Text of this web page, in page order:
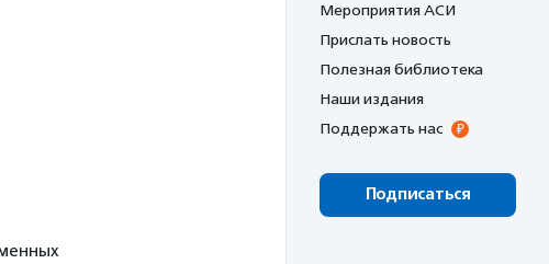
Мероприятия АСИ
Прислать новость
Полезная библиотека
Наши издания
Поддержать нас
Подписаться